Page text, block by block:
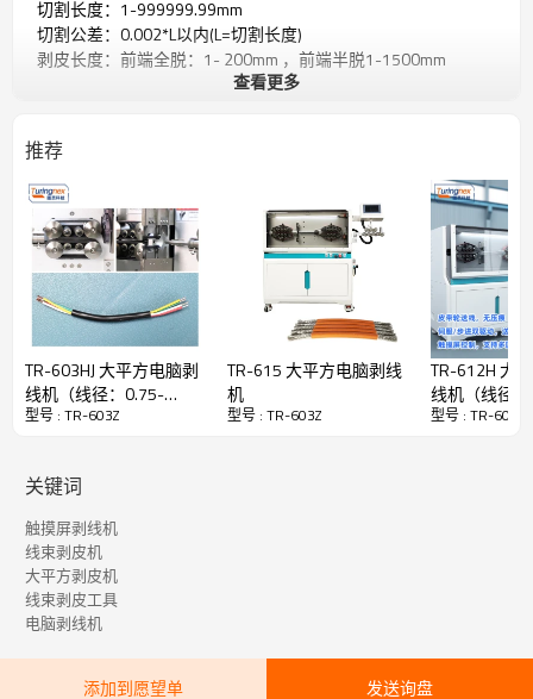
切割长度：1-999999.99mm
切割公差：0.002*L以内(L=切割长度)
剥皮长度：前端全脱：1- 200mm ，前端半脱1-1500mm
后端全脱：1- 100mm , 后端半脱 1-300mm
驱动方式：24轮驱动(送料步进电机、刀架伺服电机)
升降操作方式：数字调节压轮高度
尺寸重量：680x605x520mm，90kg
允许通过最大直径：18mm
刀片材料：进口高速钢
气源：0.5Mpa清洁气源
查看更多
推荐
TR-603HJ 大平方电脑剥
线机（线径：0.75-
30mm²）
型号 : TR-603Z
TR-615 大平方电脑剥线
机
型号 : TR-603Z
TR-612H 大
线机（线径
120mm²）
型号 : TR-603Z
关键词
触摸屏剥线机
线束剥皮机
大平方剥皮机
线束剥皮工具
电脑剥线机
添加到愿望单 发送询盘